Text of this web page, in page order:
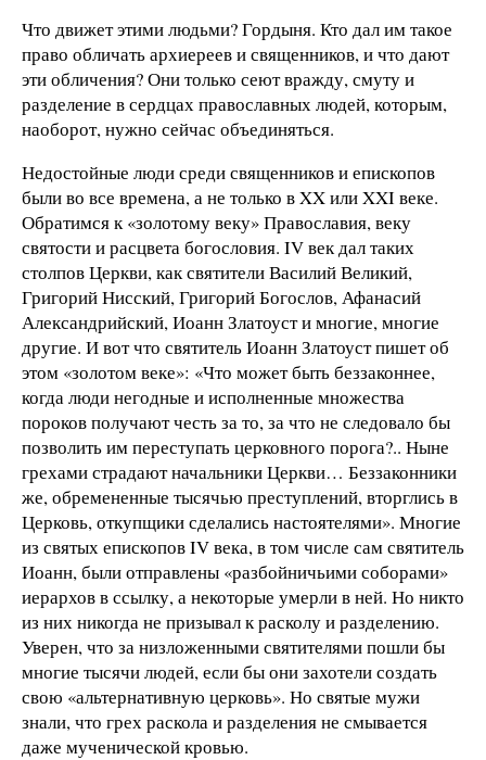
Что движет этими людьми? Гордыня. Кто дал им такое
право обличать архиереев и священников, и что дают
эти обличения? Они только сеют вражду, смуту и
разделение в сердцах православных людей, которым,
наоборот, нужно сейчас объединяться.
Недостойные люди среди священников и епископов
были во все времена, а не только в XX или XXI веке.
Обратимся к «золотому веку» Православия, веку
святости и расцвета богословия. IV век дал таких
столпов Церкви, как святители Василий Великий,
Григорий Нисский, Григорий Богослов, Афанасий
Александрийский, Иоанн Златоуст и многие, многие
другие. И вот что святитель Иоанн Златоуст пишет об
этом «золотом веке»: «Что может быть беззаконнее,
когда люди негодные и исполненные множества
пороков получают честь за то, за что не следовало бы
позволить им переступать церковного порога?.. Ныне
грехами страдают начальники Церкви… Беззаконники
же, обремененные тысячью преступлений, вторглись в
Церковь, откупщики сделались настоятелями». Многие
из святых епископов IV века, в том числе сам святитель
Иоанн, были отправлены «разбойничьими соборами»
иерархов в ссылку, а некоторые умерли в ней. Но никто
из них никогда не призывал к расколу и разделению.
Уверен, что за низложенными святителями пошли бы
многие тысячи людей, если бы они захотели создать
свою «альтернативную церковь». Но святые мужи
знали, что грех раскола и разделения не смывается
даже мученической кровью.